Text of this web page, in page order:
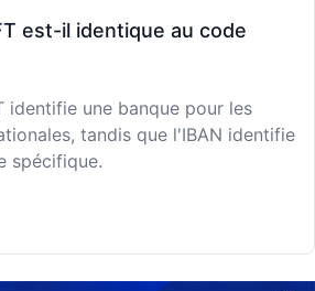
est-il identique au code
identifie une banque pour les
tandis que l'IBAN identifie
spécifique.